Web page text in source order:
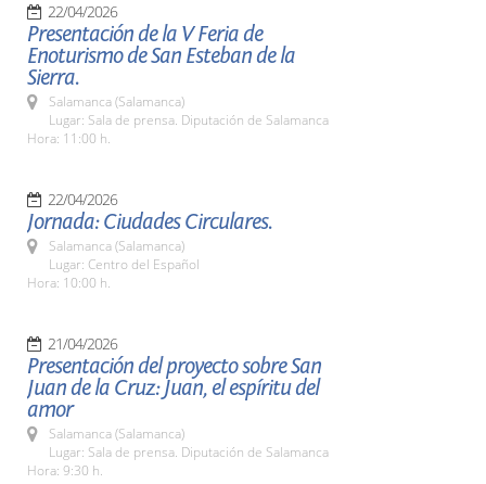
22/04/2026
Presentación de la V Feria de
Enoturismo de San Esteban de la
Sierra.
Salamanca (Salamanca)
Lugar: Sala de prensa. Diputación de Salamanca
Hora: 11:00 h.
22/04/2026
Jornada: Ciudades Circulares.
Salamanca (Salamanca)
Lugar: Centro del Español
Hora: 10:00 h.
21/04/2026
Presentación del proyecto sobre San
Juan de la Cruz: Juan, el espíritu del
amor
Salamanca (Salamanca)
Lugar: Sala de prensa. Diputación de Salamanca
Hora: 9:30 h.